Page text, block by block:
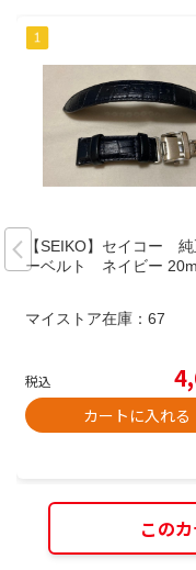
【SEIKO】セイコー
ーベルト ネイビー
マイストア在庫： 67
税込
カートに入れる
この